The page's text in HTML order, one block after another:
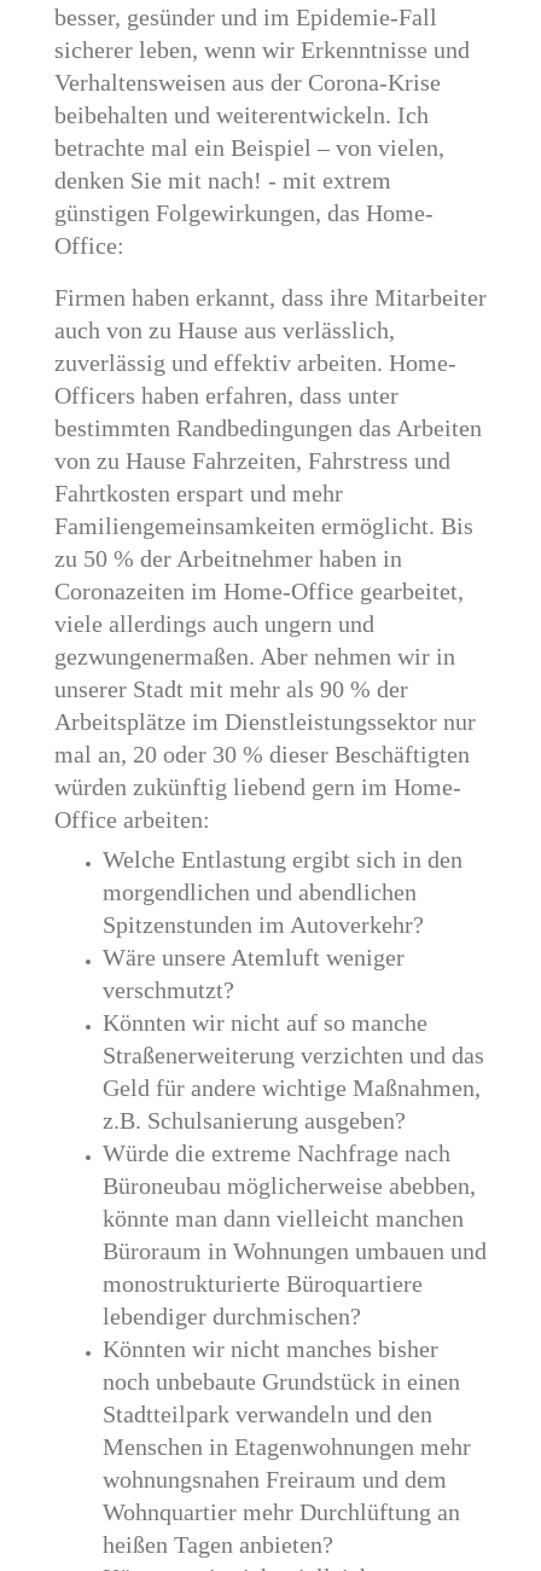
besser, gesünder und im Epidemie-Fall
sicherer leben, wenn wir Erkenntnisse und
Verhaltensweisen aus der Corona-Krise
beibehalten und weiterentwickeln. Ich
betrachte mal ein Beispiel – von vielen,
denken Sie mit nach! - mit extrem
günstigen Folgewirkungen, das Home-
Office:
Firmen haben erkannt, dass ihre Mitarbeiter
auch von zu Hause aus verlässlich,
zuverlässig und effektiv arbeiten. Home-
Officers haben erfahren, dass unter
bestimmten Randbedingungen das Arbeiten
von zu Hause Fahrzeiten, Fahrstress und
Fahrtkosten erspart und mehr
Familiengemeinsamkeiten ermöglicht. Bis
zu 50 % der Arbeitnehmer haben in
Coronazeiten im Home-Office gearbeitet,
viele allerdings auch ungern und
gezwungenermaßen. Aber nehmen wir in
unserer Stadt mit mehr als 90 % der
Arbeitsplätze im Dienstleistungssektor nur
mal an, 20 oder 30 % dieser Beschäftigten
würden zukünftig liebend gern im Home-
Office arbeiten:
Welche Entlastung ergibt sich in den
morgendlichen und abendlichen
Spitzenstunden im Autoverkehr?
Wäre unsere Atemluft weniger
verschmutzt?
Könnten wir nicht auf so manche
Straßenerweiterung verzichten und das
Geld für andere wichtige Maßnahmen,
z.B. Schulsanierung ausgeben?
Würde die extreme Nachfrage nach
Büroneubau möglicherweise abebben,
könnte man dann vielleicht manchen
Büroraum in Wohnungen umbauen und
monostrukturierte Büroquartiere
lebendiger durchmischen?
Könnten wir nicht manches bisher
noch unbebaute Grundstück in einen
Stadtteilpark verwandeln und den
Menschen in Etagenwohnungen mehr
wohnungsnahen Freiraum und dem
Wohnquartier mehr Durchlüftung an
heißen Tagen anbieten?